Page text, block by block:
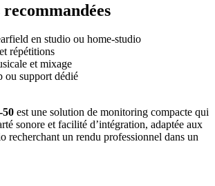
en studio ou home-studio
répétitions
et mixage
ou support dédié
est une solution de monitoring compacte qui
sonore et facilité d’intégration, adaptée aux
recherchant un rendu professionnel dans un